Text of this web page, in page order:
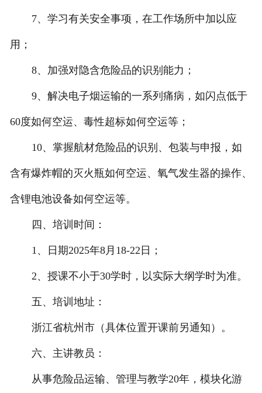
7、学习有关安全事项，在工作场所中加以应
用；
8、加强对隐含危险品的识别能力；
9、解决电子烟运输的一系列痛病，如闪点低于
60度如何空运、毒性超标如何空运等；
10、掌握航材危险品的识别、包装与申报，如
含有爆炸帽的灭火瓶如何空运、氧气发生器的操作、
含锂电池设备如何空运等。
四、培训时间：
1、日期2025年8月18-22日；
2、授课不小于30学时，以实际大纲学时为准。
五、培训地址：
浙江省杭州市（具体位置开课前另通知）。
六、主讲教员：
从事危险品运输、管理与教学20年，模块化游